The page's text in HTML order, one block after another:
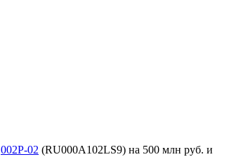
002Р-02 (RU000A102LS9) на 500 млн руб. и